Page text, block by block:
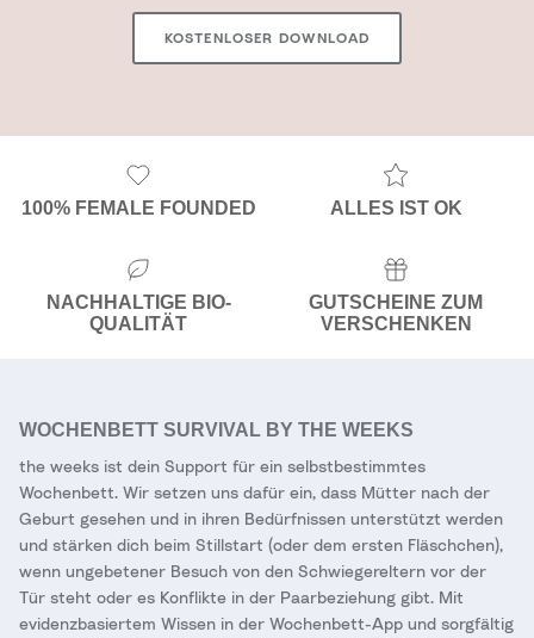
KOSTENLOSER DOWNLOAD
100% FEMALE FOUNDED ALLES IST OK
NACHHALTIGE BIO-
QUALITÄT
GUTSCHEINE ZUM
VERSCHENKEN
WOCHENBETT SURVIVAL BY THE WEEKS
the weeks ist dein Support für ein selbstbestimmtes
Wochenbett. Wir setzen uns dafür ein, dass Mütter nach der
Geburt gesehen und in ihren Bedürfnissen unterstützt werden
und stärken dich beim Stillstart (oder dem ersten Fläschchen),
wenn ungebetener Besuch von den Schwiegereltern vor der
Tür steht oder es Konflikte in der Paarbeziehung gibt. Mit
evidenzbasiertem Wissen in der Wochenbett-App und sorgfältig